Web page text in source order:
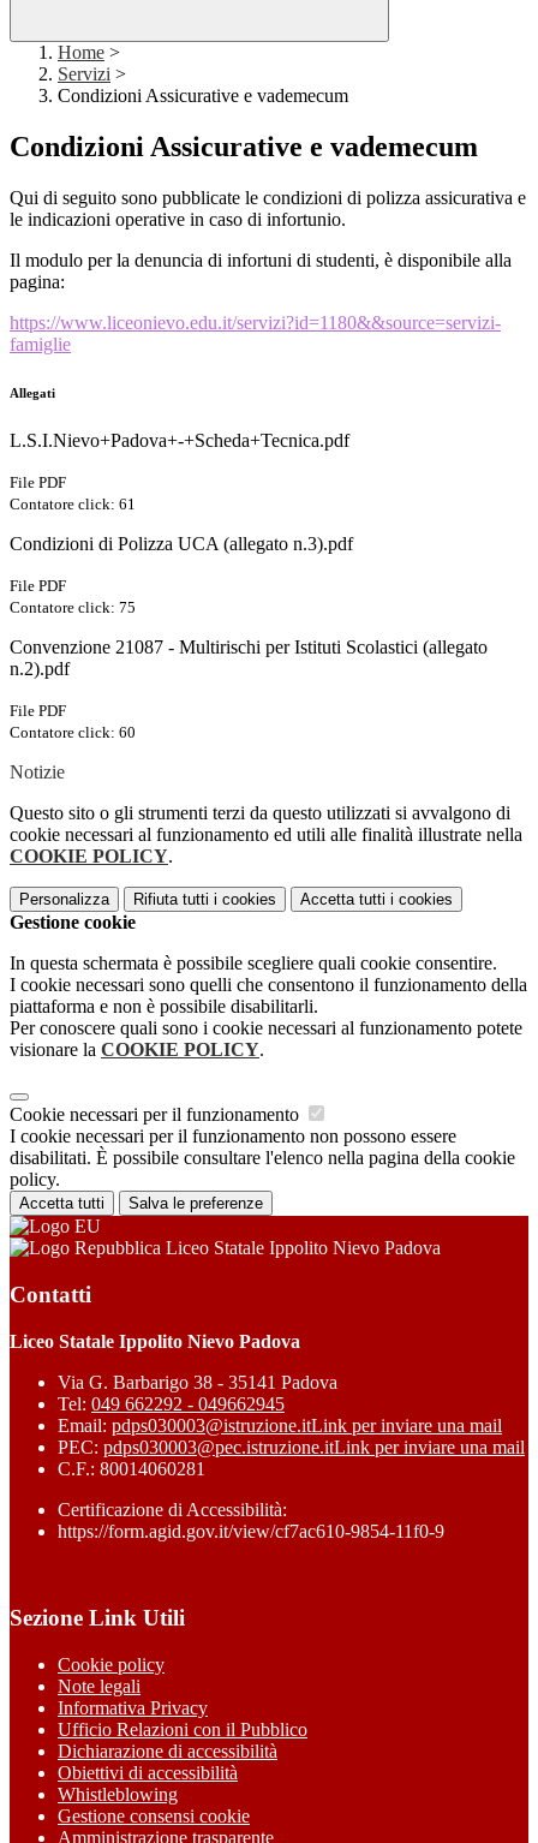
Home >
Servizi >
Condizioni Assicurative e vademecum
Condizioni Assicurative e vademecum
Qui di seguito sono pubblicate le condizioni di polizza assicurativa e
le indicazioni operative in caso di infortunio.
Il modulo per la denuncia di infortuni di studenti, è disponibile alla
pagina:
https://www.liceonievo.edu.it/servizi?id=1180&&source=servizi-
famiglie
Allegati
L.S.I.Nievo+Padova+-+Scheda+Tecnica.pdf
File PDF
Contatore click: 61
Condizioni di Polizza UCA (allegato n.3).pdf
File PDF
Contatore click: 75
Convenzione 21087 - Multirischi per Istituti Scolastici (allegato
n.2).pdf
File PDF
Contatore click: 60
Notizie
Questo sito o gli strumenti terzi da questo utilizzati si avvalgono di
cookie necessari al funzionamento ed utili alle finalità illustrate nella
COOKIE POLICY.
Personalizza Rifiuta tutti i cookies Accetta tutti i cookies
Gestione cookie
In questa schermata è possibile scegliere quali cookie consentire.
I cookie necessari sono quelli che consentono il funzionamento della
piattaforma e non è possibile disabilitarli.
Per conoscere quali sono i cookie necessari al funzionamento potete
visionare la COOKIE POLICY.
Cookie necessari per il funzionamento
I cookie necessari per il funzionamento non possono essere
disabilitati. È possibile consultare l'elenco nella pagina della cookie
policy.
Accetta tutti Salva le preferenze
Liceo Statale Ippolito Nievo Padova
Contatti
Liceo Statale Ippolito Nievo Padova
Via G. Barbarigo 38 - 35141 Padova
Tel: 049 662292 - 049662945
Email: pdps030003@istruzione.itLink per inviare una mail
PEC: pdps030003@pec.istruzione.itLink per inviare una mail
C.F.: 80014060281
Certificazione di Accessibilità:
https://form.agid.gov.it/view/cf7ac610-9854-11f0-9
Sezione Link Utili
Cookie policy
Note legali
Informativa Privacy
Ufficio Relazioni con il Pubblico
Dichiarazione di accessibilità
Obiettivi di accessibilità
Whistleblowing
Gestione consensi cookie
Amministrazione trasparente